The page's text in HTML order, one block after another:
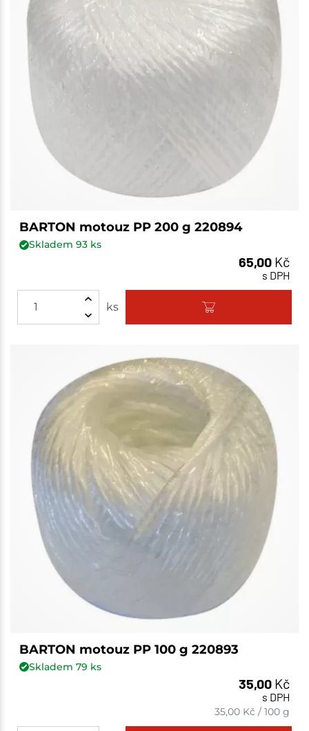
BARTON motouz PP 200 g 220894
Skladem 93ks
65,00 Kč
s DPH
ks
BARTON motouz PP 100 g 220893
Skladem 79 ks
35,00 Kč
s DPH
35,00 Kč /100 g